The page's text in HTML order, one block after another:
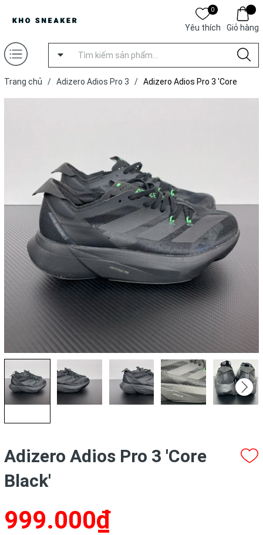
0
Yêu thích Giỏ hàng
Trang chủ / Adizero Adios Pro 3 / Adizero Adios Pro 3 'Core
Adizero Adios Pro 3 'Core
Black'
999.000₫